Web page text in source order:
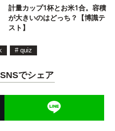
計量カップ1杯とお米1合。容積
が大きいのはどっち？【博識テ
スト】
# quiz
でシェア